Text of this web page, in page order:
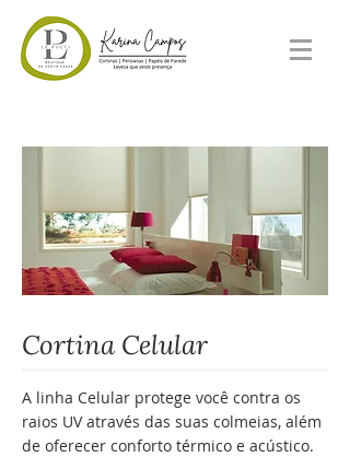
Cortina Celular
A linha Celular protege você contra os
raios UV através das suas colmeias, além
de oferecer conforto térmico e acústico.